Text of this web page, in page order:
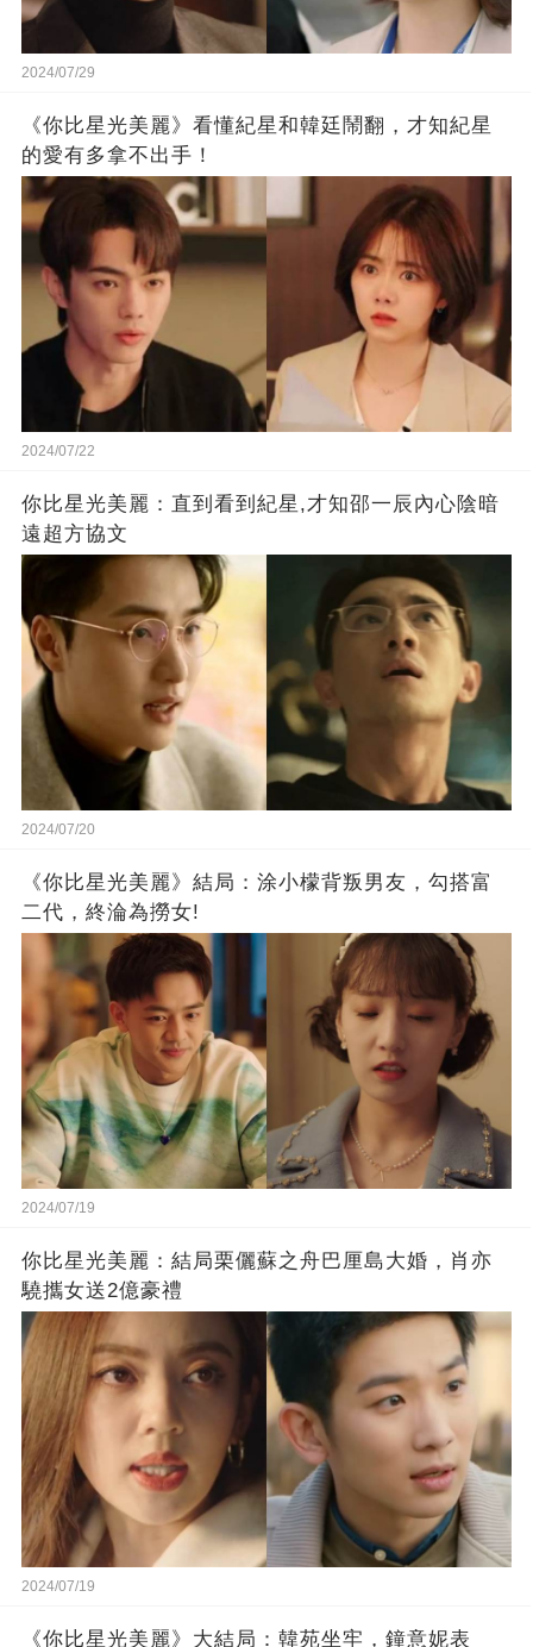
2024/07/29
《你比星光美麗》看懂紀星和韓廷鬧翻，才知紀星
的愛有多拿不出手！
2024/07/22
你比星光美麗：直到看到紀星,才知邵一辰內心陰暗
遠超方協文
2024/07/20
《你比星光美麗》結局：涂小檬背叛男友，勾搭富
二代，終淪為撈女!
2024/07/19
你比星光美麗：結局栗儷蘇之舟巴厘島大婚，肖亦
驍攜女送2億豪禮
2024/07/19
《你比星光美麗》大結局：韓苑坐牢，鐘意妮表